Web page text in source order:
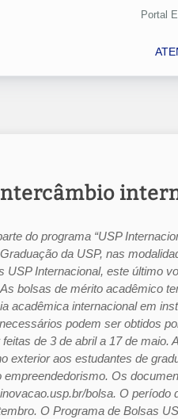
Portal
do programa “USP
da USP, nas
Internacional, este último
bolsas de mérito acadêmico
acadêmica internacional em
podem ser obtidos
de 3 de abril a 17 de maio.
exterior aos estudantes de
Os
bolsa. O período
O Programa de Bolsas